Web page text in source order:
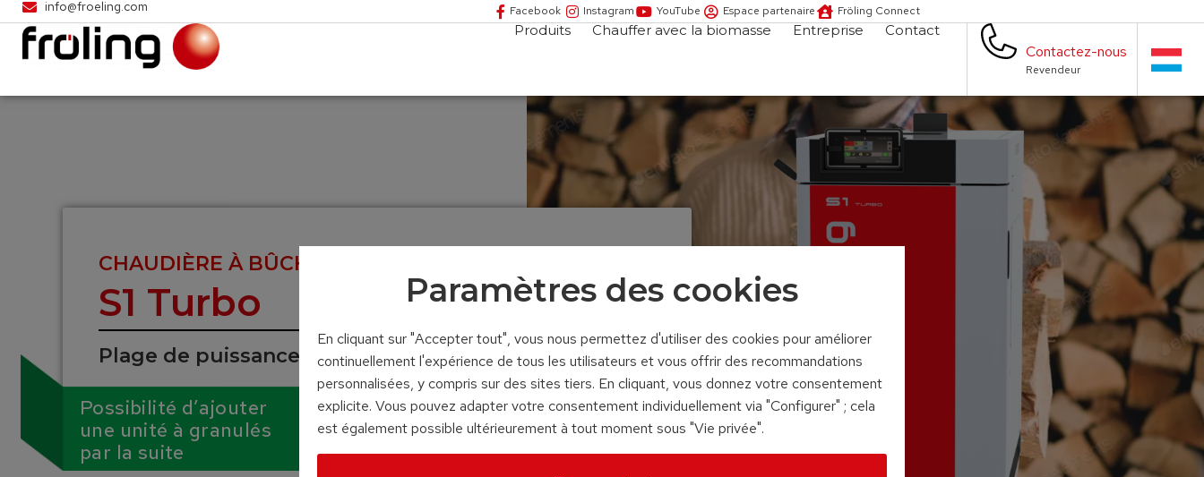
info@froeling.com Facebook Instagram YouTube Espace partenaire Fröling Connect
Produits Chauffer avec la biomasse Entreprise Contact
Contactez-nous
Revendeur
CHAUDIÈRE À BÛCHES
S1 Turbo
Plage de puissance : 15 – 20 kW
Possibilité d’ajouter
une unité à granulés
par la suite
Paramètres des cookies
En cliquant sur "Accepter tout", vous nous permettez d'utiliser des cookies pour améliorer
continuellement l'expérience de tous les utilisateurs et vous offrir des recommandations
personnalisées, y compris sur des sites tiers. En cliquant, vous donnez votre consentement
explicite. Vous pouvez adapter votre consentement individuellement via "Configurer" ; cela
est également possible ultérieurement à tout moment sous "Vie privée".